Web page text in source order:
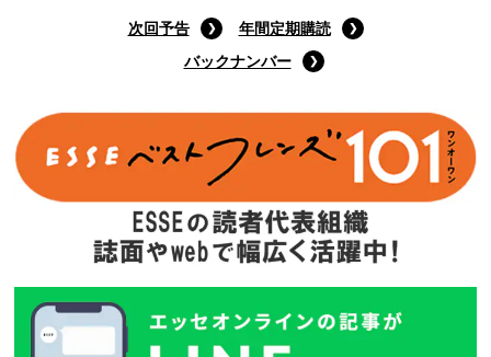
Amazonで購入する
次回予告
年間定期購読
バックナンバー